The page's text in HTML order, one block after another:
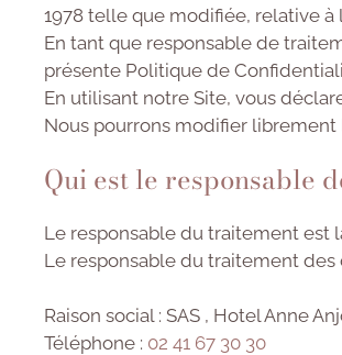
1978 telle que modifiée, relative à
En tant que responsable de
présente Politique de
En utilisant notre Site, vous
Nous pourrons modifier
Qui est le responsable
Le responsable du traitement est
Le responsable du traitement
Raison social : SAS , Hotel Anne
Téléphone : 02 41 67 30 30